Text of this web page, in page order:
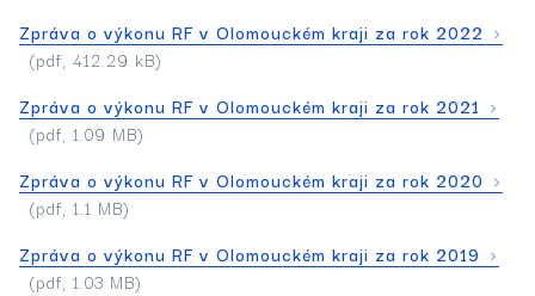
Zpráva o výkonu RF v Olomouckém kraji za rok 2022
(pdf, 412.29 kB)
Zpráva o výkonu RF v Olomouckém kraji za rok 2021
(pdf, 1.09 MB)
Zpráva o výkonu RF v Olomouckém kraji za rok 2020
(pdf, 1.1 MB)
Zpráva o výkonu RF v Olomouckém kraji za rok 2019
(pdf, 1.03 MB)